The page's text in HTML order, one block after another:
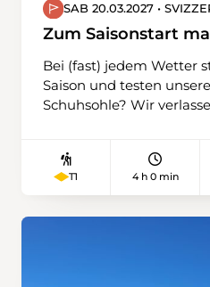
SAB 20.03.2027 •
Zum Saisonstart
Bei (fast) jedem Wetter
Saison und testen
Schuhsohle? Wir
befestigte, immer leicht
schnuppern auch
T1 4 h 0 min